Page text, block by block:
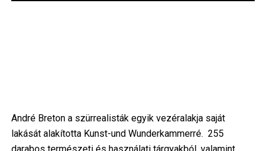
André Breton a szürrealisták egyik vezéralakja saját
lakását alakította Kunst-und Wunderkammerré. 255